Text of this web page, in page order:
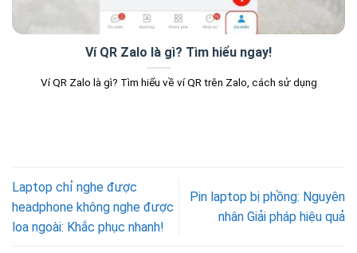
Ví QR Zalo là gì? Tìm hiểu ngay!
Ví QR Zalo là gì? Tìm hiểu về ví QR trên Zalo, cách sử dụng
Laptop chỉ nghe được
headphone không nghe được
loa ngoài: Khắc phục nhanh!
Pin laptop bị phồng: Nguyên
nhân Giải pháp hiệu quả